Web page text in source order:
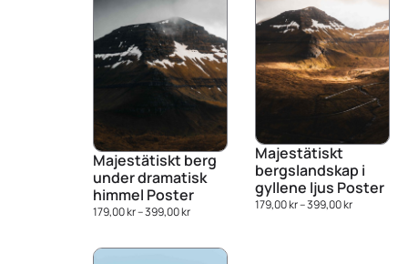
Majestätiskt berg
under dramatisk
himmel Poster
179,00kr–399,00kr
Majestätiskt
bergslandskap i
gyllene ljus Poster
179,00kr–399,00kr